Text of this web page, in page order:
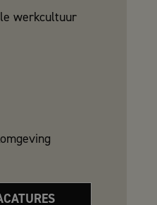
werkcultuur